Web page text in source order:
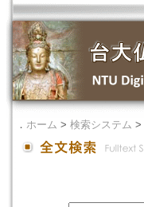
． ホーム > 検索システム >